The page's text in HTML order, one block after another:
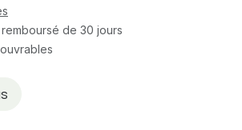
de 30 jours